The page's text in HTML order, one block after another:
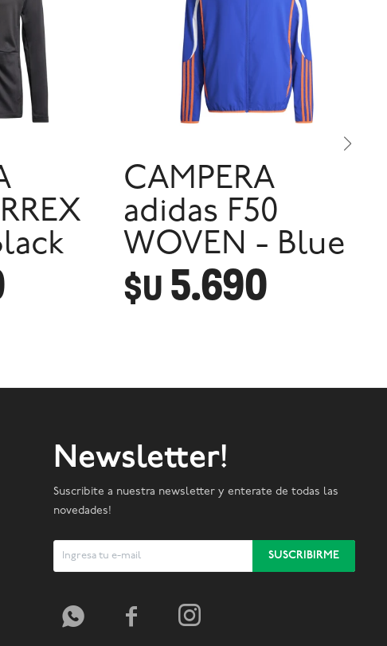
CAMPERA
adidas F50
WOVEN - Blue
$U 5.690
Newsletter!
Suscribite a nuestra newsletter y enterate de todas las
novedades!
SUSCRIBIRME
  